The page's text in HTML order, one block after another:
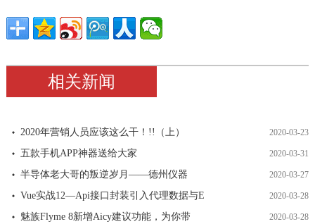
相关新闻
2020年营销人员应该这么干！!!（上） 2020-03-23
五款手机APP神器送给大家 2020-03-31
半导体老大哥的叛逆岁月——德州仪器 2020-03-27
Vue实战12—Api接口封装引入代理数据与E 2020-03-28
魅族Flyme 8新增Aicy建议功能，为你带 2020-03-28